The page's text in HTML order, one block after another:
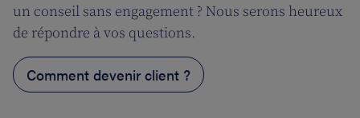
un conseil sans engagement ? Nous serons heureux
de répondre à vos questions.
Comment devenir client ?